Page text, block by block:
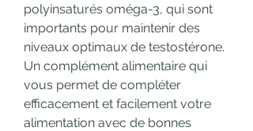
polyinsaturés oméga-3, qui sont
importants pour maintenir des
niveaux optimaux de testostérone.
Un complément alimentaire qui
vous permet de compléter
efficacement et facilement votre
alimentation avec de bonnes